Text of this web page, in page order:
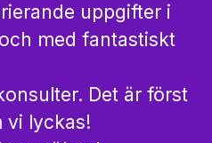
uppgifter i
med fantastiskt
Det är först
vi lyckas!